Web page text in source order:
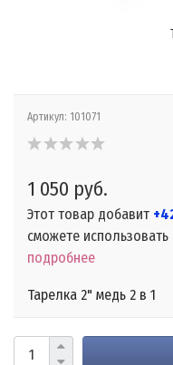
Артикул: 101071
1 050 руб.
Этот товар добавит
сможете
подробнее
Тарелка 2" медь 2 в 1